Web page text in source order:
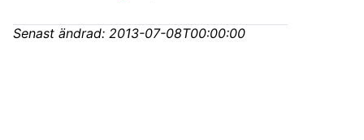
Senast ändrad: 2013-07-08T00:00:00